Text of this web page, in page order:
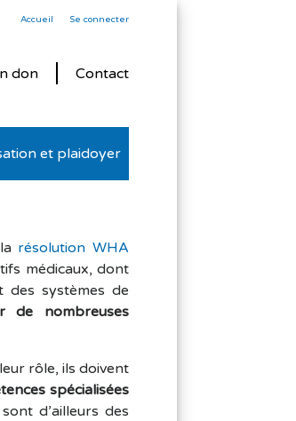
Accueil Se connecter
Contact
don
et plaidoyer
résolution WHA
médicaux, dont
des systèmes de
de nombreuses
rôle, ils doivent
spécialisées
d’ailleurs des